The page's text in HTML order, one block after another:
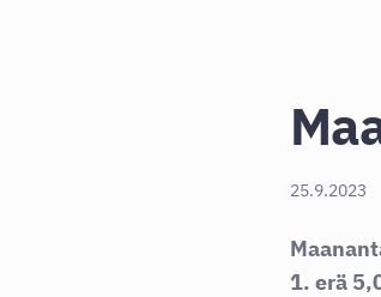
25.9.2023
1. erä